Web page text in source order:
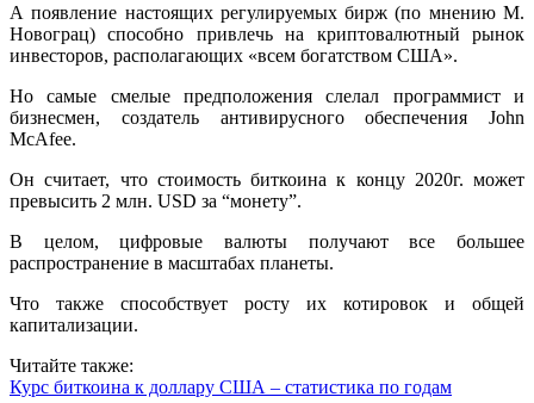
А появление настоящих регулируемых бирж (по мнению М.
Новограц) способно привлечь на криптовалютный рынок
инвесторов, располагающих «всем богатством США».
Но самые смелые предположения слелал программист и
бизнесмен, создатель антивирусного обеспечения John
McAfee.
Он считает, что стоимость биткоина к концу 2020г. может
превысить 2 млн. USD за “монету”.
В целом, цифровые валюты получают все большее
распространение в масштабах планеты.
Что также способствует росту их котировок и общей
капитализации.
Читайте также:
Курс биткоина к доллару США – статистика по годам